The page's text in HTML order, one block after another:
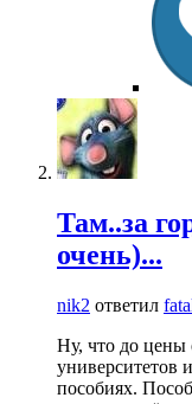
Там..за
очень)...
nik2 ответил
Ну, что до цены
университетов
пособиях.